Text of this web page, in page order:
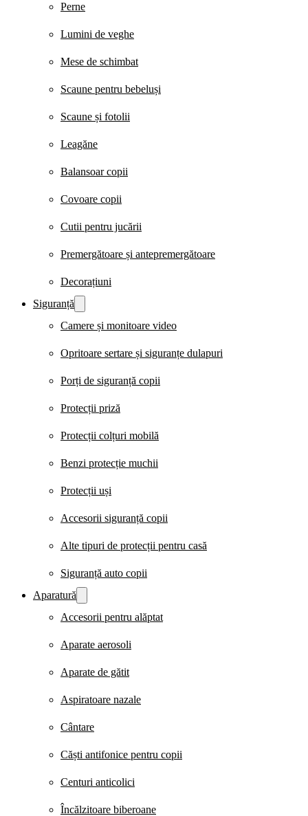
Perne
Lumini de veghe
Mese de schimbat
Scaune pentru bebeluși
Scaune și fotolii
Leagăne
Balansoar copii
Covoare copii
Cutii pentru jucării
Premergătoare și antepremergătoare
Decorațiuni
Siguranță
Camere și monitoare video
Opritoare sertare și siguranțe dulapuri
Porți de siguranță copii
Protecții priză
Protecții colțuri mobilă
Benzi protecție muchii
Protecții uși
Accesorii siguranță copii
Alte tipuri de protecții pentru casă
Siguranță auto copii
Aparatură
Accesorii pentru alăptat
Aparate aerosoli
Aparate de gătit
Aspiratoare nazale
Cântare
Căști antifonice pentru copii
Centuri anticolici
Încălzitoare biberoane